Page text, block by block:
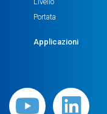
Portata
Applicazioni